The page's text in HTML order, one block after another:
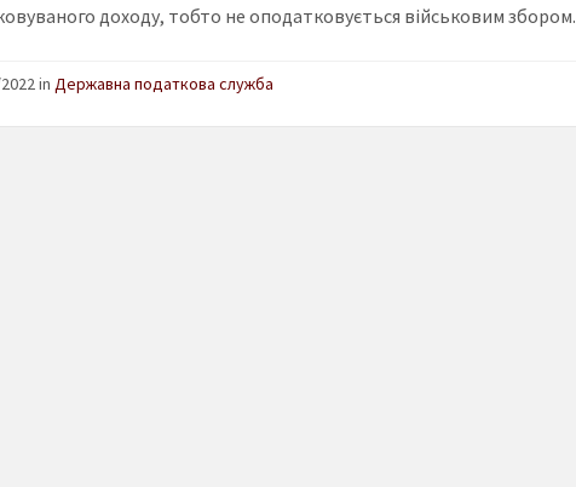
доходу, тобто не оподатковується військовим збором.
in Державна податкова служба